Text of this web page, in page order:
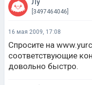
Лу
[3497464046]
16 мая 2009, 17:08
Спросите на
соответствующие
довольно быстро.